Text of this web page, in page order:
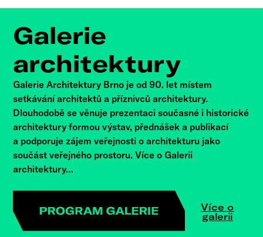
Galerie
architektury
Galerie Architektury Brno je od 90. let místem
setkávání architektů a příznivců architektury.
Dlouhodobě se věnuje prezentaci současné i historické
architektury formou výstav, přednášek a publikací
a podporuje zájem veřejnosti o architekturu jako
součást veřejného prostoru. Více o Galerii
architektury…
Více o
galerii